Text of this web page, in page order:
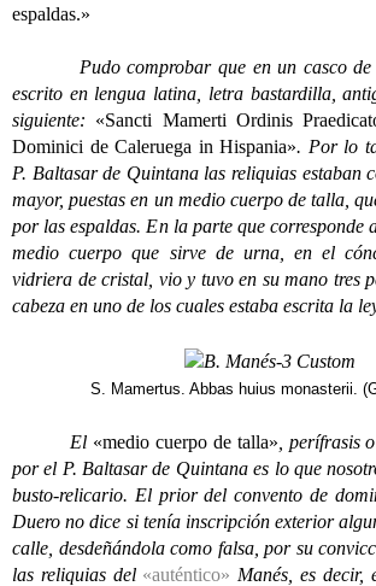
espaldas.»
Pudo comprobar que en un casco de
escrito en lengua latina, letra bastardilla,
siguiente: «Sancti Mamerti Ordinis
Dominici de Caleruega in Hispania». Por lo
P. Baltasar de Quintana las reliquias estaban
mayor, puestas en un medio cuerpo de talla,
por las espaldas. En la parte que corresponde
medio cuerpo que sirve de urna, en el
vidriera de cristal, vio y tuvo en su mano tres
cabeza en uno de los cuales estaba escrita la
S. Mamertus. Abbas huius monasterii.
El «medio cuerpo de talla» , perífrasis
por el P. Baltasar de Quintana es lo que
busto-relicario. El prior del convento de
Duero no dice si tenía inscripción exterior
calle, desdeñándola como falsa, por su
las reliquias del «auténtico» Manés, es decir,